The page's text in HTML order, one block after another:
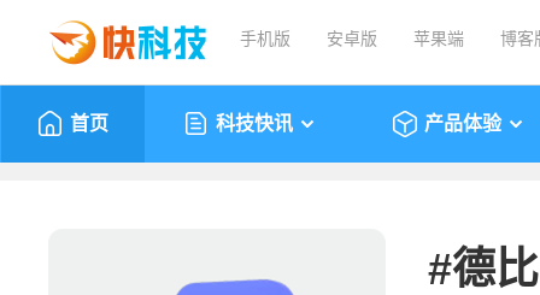
手机版 安卓版 苹果端 博客
首页 科技快讯 产品体验
#德